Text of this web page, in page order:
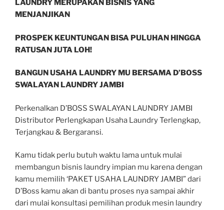
LAUNDRY MERUPAKAN BISNIS YANG
MENJANJIKAN
PROSPEK KEUNTUNGAN BISA PULUHAN HINGGA
RATUSAN JUTA LOH!
BANGUN USAHA LAUNDRY MU BERSAMA D’BOSS
SWALAYAN LAUNDRY JAMBI
Perkenalkan D’BOSS SWALAYAN LAUNDRY JAMBI
Distributor Perlengkapan Usaha Laundry Terlengkap,
Terjangkau & Bergaransi.
Kamu tidak perlu butuh waktu lama untuk mulai
membangun bisnis laundry impian mu karena dengan
kamu memilih ‘PAKET USAHA LAUNDRY JAMBI” dari
D’Boss kamu akan di bantu proses nya sampai akhir
dari mulai konsultasi pemilihan produk mesin laundry